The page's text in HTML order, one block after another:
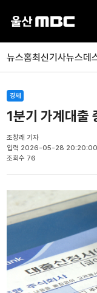
뉴스홈최신기사뉴스데
경제
1분기 가계대출
조창래 기자
입력 2026-05-28 20:20:00
조회수 76